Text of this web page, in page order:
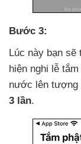
Bước 3:
Lúc này bạn sẽ
hiện nghi lễ tắm
nước lên tượng
3 lần.